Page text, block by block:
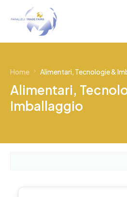
Home Alimentari, Tecnologie &
Alimentari,
Imballaggio